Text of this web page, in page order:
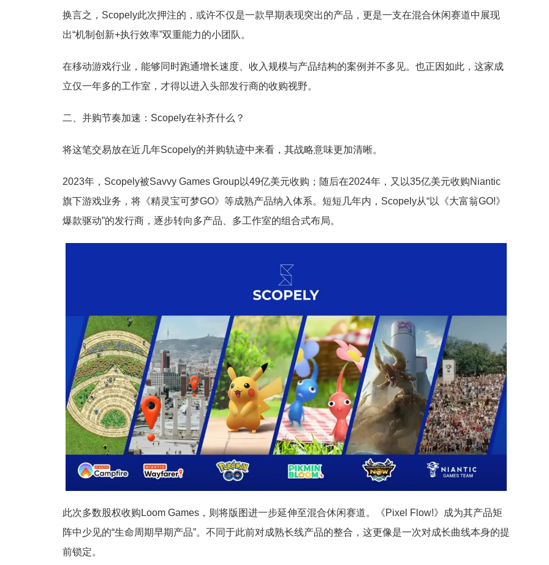
换言之，Scopely此次押注的，或许不仅是一款早期表现突出的产品，更是一支在混合休闲赛道中展现
出“机制创新+执行效率”双重能力的小团队。
在移动游戏行业，能够同时跑通增长速度、收入规模与产品结构的案例并不多见。也正因如此，这家成
立仅一年多的工作室，才得以进入头部发行商的收购视野。
二、并购节奏加速：Scopely在补齐什么？
将这笔交易放在近几年Scopely的并购轨迹中来看，其战略意味更加清晰。
2023年，Scopely被Savvy Games Group以49亿美元收购；随后在2024年，又以35亿美元收购Niantic
旗下游戏业务，将《精灵宝可梦GO》等成熟产品纳入体系。短短几年内，Scopely从“以《大富翁GO!》
爆款驱动”的发行商，逐步转向多产品、多工作室的组合式布局。
此次多数股权收购Loom Games，则将版图进一步延伸至混合休闲赛道。《Pixel Flow!》成为其产品矩
阵中少见的“生命周期早期产品”。不同于此前对成熟长线产品的整合，这更像是一次对成长曲线本身的提
前锁定。